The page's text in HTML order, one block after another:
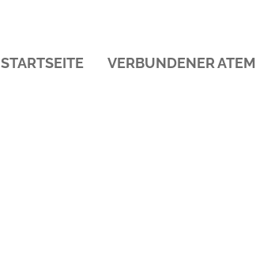
STARTSEITE VERBUNDENER ATEM